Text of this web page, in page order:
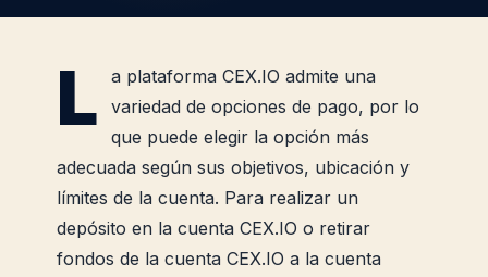
L
a plataforma CEX.IO admite una
variedad de opciones de pago, por lo
que puede elegir la opción más
adecuada según sus objetivos, ubicación y
límites de la cuenta. Para realizar un
depósito en la cuenta CEX.IO o retirar
fondos de la cuenta CEX.IO a la cuenta